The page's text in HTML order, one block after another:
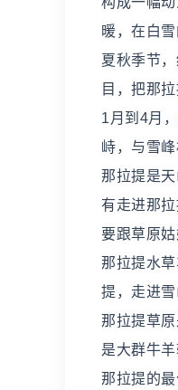
暖，在白雪
夏秋季节
目，把那
1月到4月
峙，与雪
那拉提是
有走进那
要跟草原
那拉提水
提，走进
那拉提草
是大群牛
那拉提的